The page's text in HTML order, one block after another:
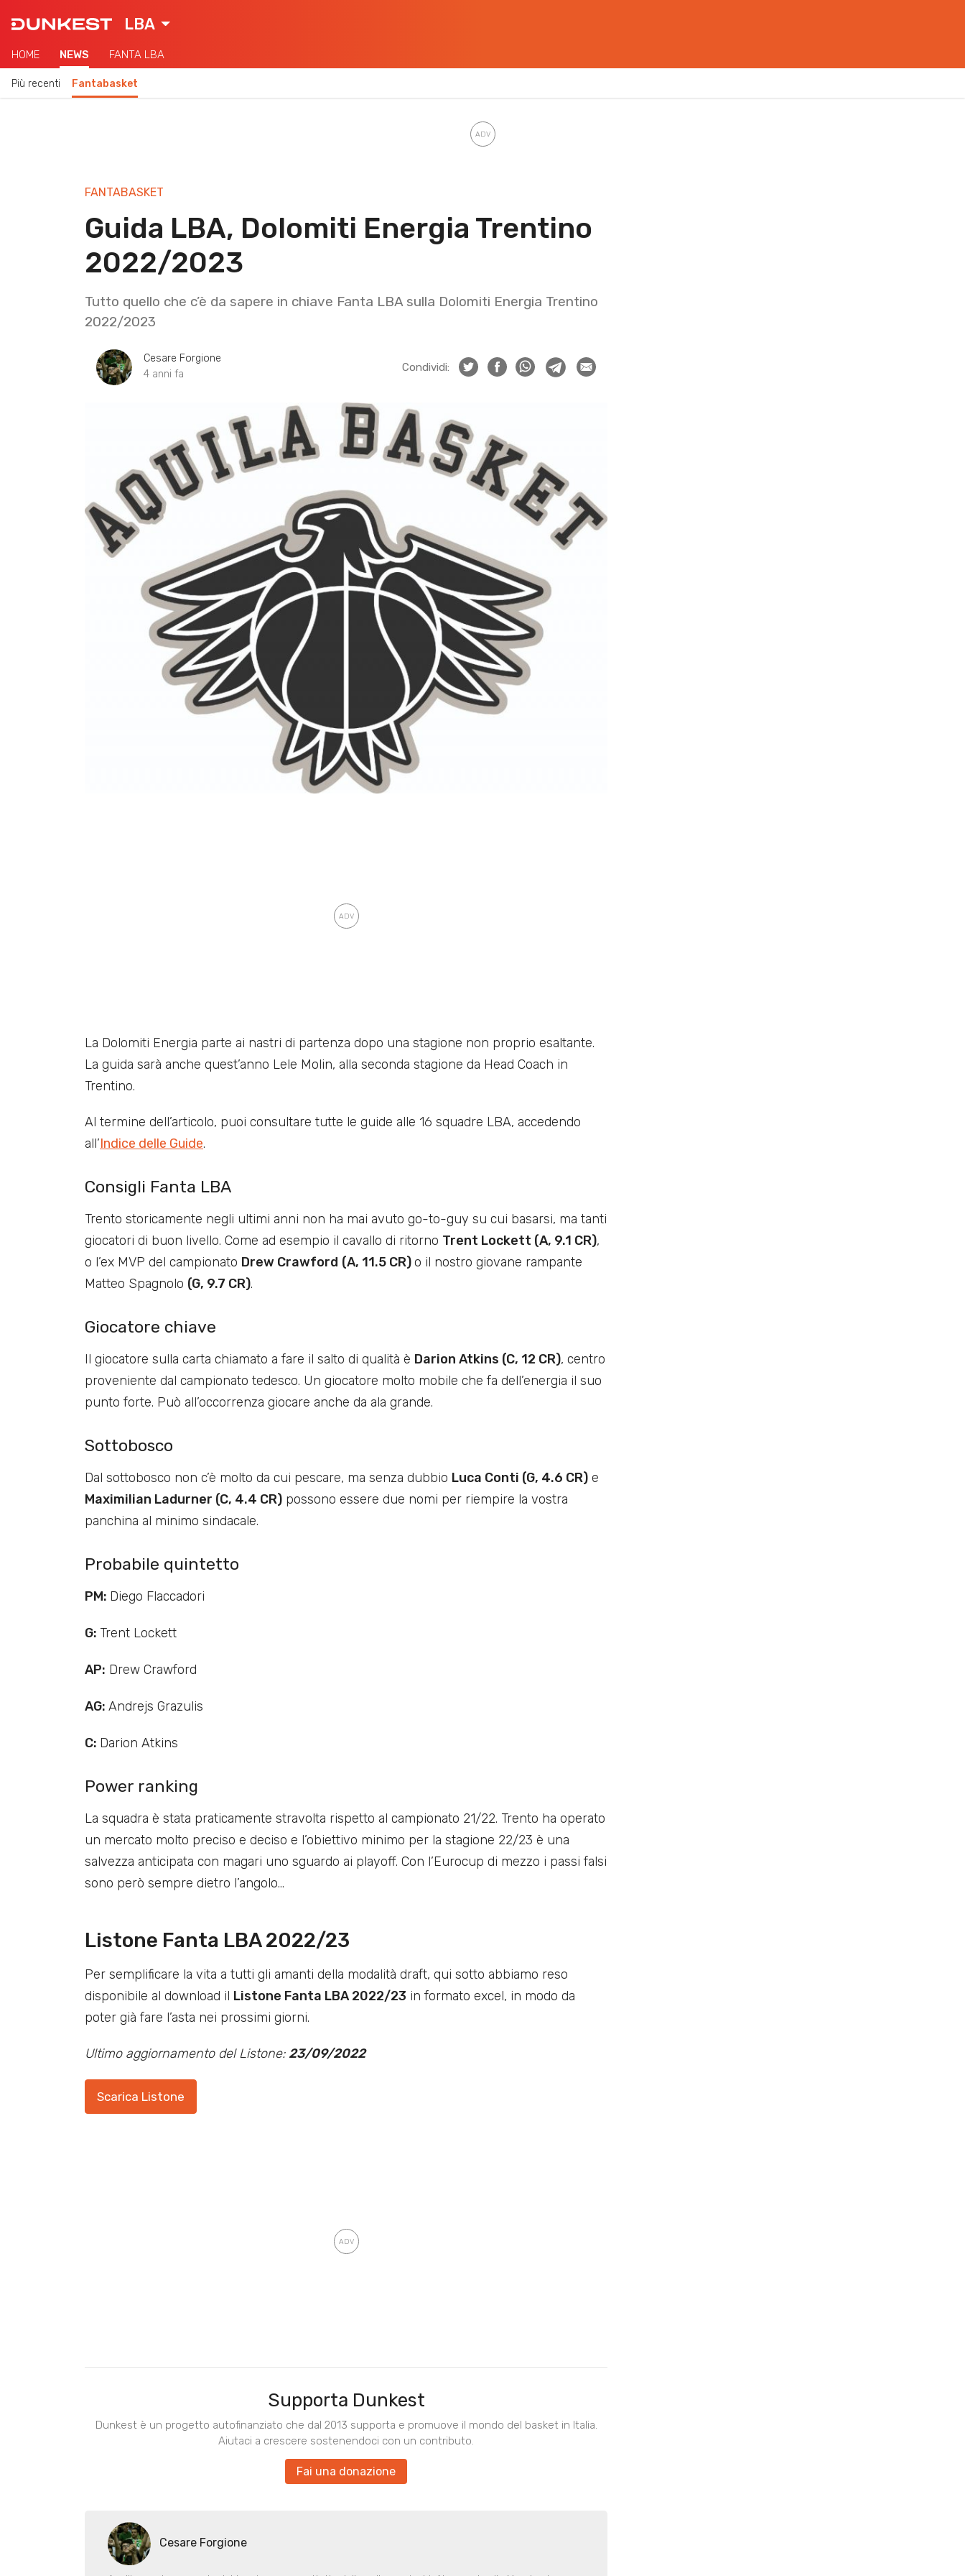
LBA
HOME NEWS FANTA LBA
Più recenti Fantabasket
FANTABASKET
Guida LBA, Dolomiti Energia Trentino
2022/2023
Tutto quello che c’è da sapere in chiave Fanta LBA sulla Dolomiti Energia Trentino
2022/2023
Cesare Forgione
4 anni fa
Condividi:
La Dolomiti Energia parte ai nastri di partenza dopo una stagione non proprio esaltante.
La guida sarà anche quest’anno Lele Molin, alla seconda stagione da Head Coach in
Trentino.
Al termine dell’articolo, puoi consultare tutte le guide alle 16 squadre LBA, accedendo
all’Indice delle Guide.
Consigli Fanta LBA
Trento storicamente negli ultimi anni non ha mai avuto go-to-guy su cui basarsi, ma tanti
giocatori di buon livello. Come ad esempio il cavallo di ritorno Trent Lockett (A, 9.1 CR),
o l’ex MVP del campionato Drew Crawford (A, 11.5 CR)o il nostro giovane rampante
Matteo Spagnolo (G, 9.7 CR).
Giocatore chiave
Il giocatore sulla carta chiamato a fare il salto di qualità è Darion Atkins (C, 12 CR), centro
proveniente dal campionato tedesco. Un giocatore molto mobile che fa dell’energia il suo
punto forte. Può all’occorrenza giocare anche da ala grande.
Sottobosco
Dal sottobosco non c’è molto da cui pescare, ma senza dubbio Luca Conti (G, 4.6 CR) e
Maximilian Ladurner (C, 4.4 CR) possono essere due nomi per riempire la vostra
panchina al minimo sindacale.
Probabile quintetto
PM: Diego Flaccadori
G: Trent Lockett
AP: Drew Crawford
AG: Andrejs Grazulis
C: Darion Atkins
Power ranking
La squadra è stata praticamente stravolta rispetto al campionato 21/22. Trento ha operato
un mercato molto preciso e deciso e l’obiettivo minimo per la stagione 22/23 è una
salvezza anticipata con magari uno sguardo ai playoff. Con l’Eurocup di mezzo i passi falsi
sono però sempre dietro l’angolo…
Listone Fanta LBA 2022/23
Per semplificare la vita a tutti gli amanti della modalità draft, qui sotto abbiamo reso
disponibile al download il Listone Fanta LBA 2022/23 in formato excel, in modo da
poter già fare l’asta nei prossimi giorni.
Ultimo aggiornamento del Listone: 23/09/2022
Scarica Listone
Supporta Dunkest
Dunkest è un progetto autofinanziato che dal 2013 supporta e promuove il mondo del basket in Italia.
Aiutaci a crescere sostenendoci con un contributo.
Fai una donazione
Cesare Forgione